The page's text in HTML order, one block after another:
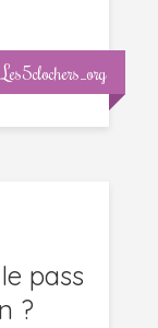
Les5clochers_org
pass
?